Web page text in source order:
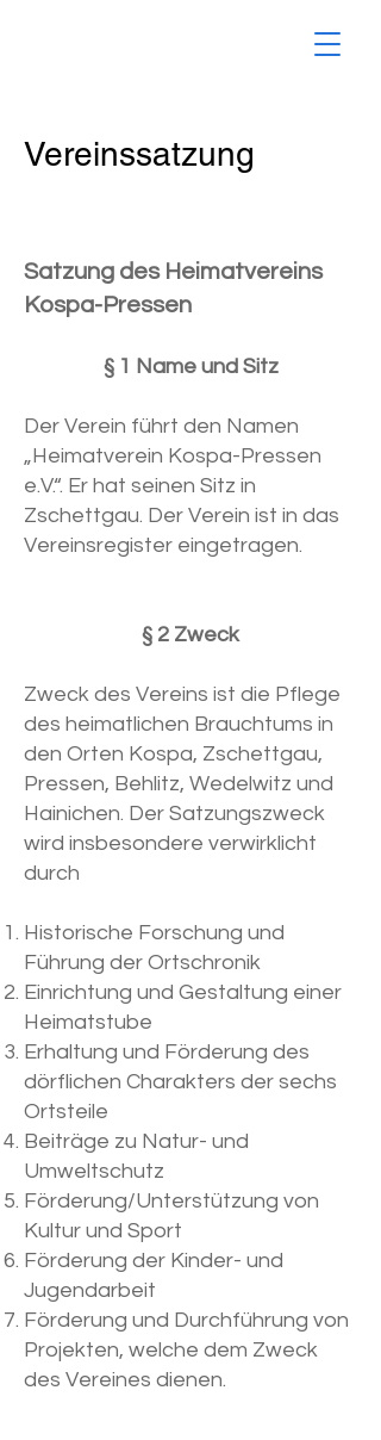
Vereinssatzung
Satzung des Heimatvereins
Kospa-Pressen
§ 1 Name und Sitz
Der Verein führt den Namen
„Heimatverein Kospa-Pressen
e.V.“. Er hat seinen Sitz in
Zschettgau. Der Verein ist in das
Vereinsregister eingetragen.
§ 2 Zweck
Zweck des Vereins ist die Pflege
des heimatlichen Brauchtums in
den Orten Kospa, Zschettgau,
Pressen, Behlitz, Wedelwitz und
Hainichen. Der Satzungszweck
wird insbesondere verwirklicht
durch
Historische Forschung und
Führung der Ortschronik
Einrichtung und Gestaltung einer
Heimatstube
Erhaltung und Förderung des
dörflichen Charakters der sechs
Ortsteile
Beiträge zu Natur- und
Umweltschutz
Förderung/Unterstützung von
Kultur und Sport
Förderung der Kinder- und
Jugendarbeit
Förderung und Durchführung von
Projekten, welche dem Zweck
des Vereines dienen.